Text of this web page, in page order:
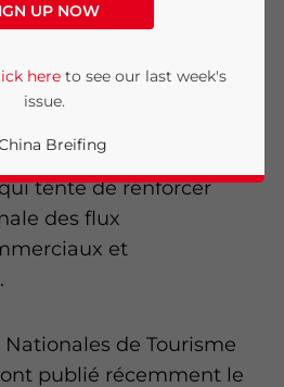
China Briefing
semble être le
Nations d’Asie du
tente de renforcer
des flux
et
de Tourisme
ont publié récemment le
UP NOW
hereto see our last week's
issue.